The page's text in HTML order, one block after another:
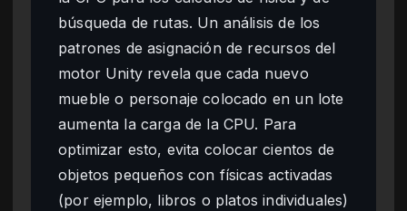
búsqueda de rutas. Un análisis de los
patrones de asignación de recursos del
motor Unity revela que cada nuevo
mueble o personaje colocado en un lote
aumenta la carga de la CPU. Para
optimizar esto, evita colocar cientos de
objetos pequeños con físicas activadas
(por ejemplo, libros o platos individuales)